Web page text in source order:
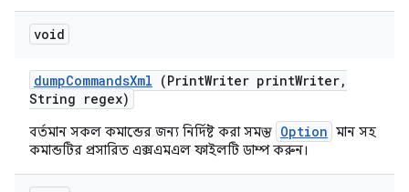
void
dumpCommandsXml (PrintWriter printWriter,
String regex)
বর্তমান সকল কমান্ডের জন্য নির্দিষ্ট করা সমস্ত Option মান সহ
কমান্ডটির প্রসারিত এক্সএমএল ফাইলটি ডাম্প করুন।